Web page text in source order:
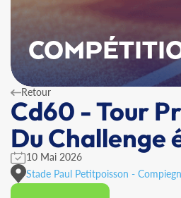
Retour
Cd60 - Tour
Du Challenge
10 Mai 2026
Stade Paul Petitpoisson -